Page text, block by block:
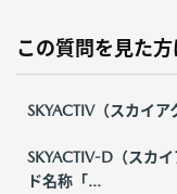
この質問を見た
SKYACTIV（スカイ
SKYACTIV-D（スカ
ド名称「...